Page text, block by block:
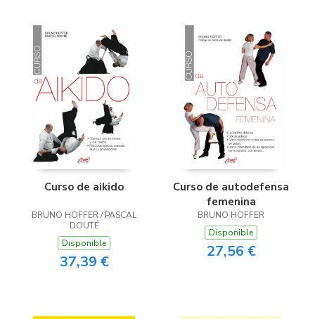
Curso de aikido
BRUNO HOFFER / PASCAL
DOUTÉ
Disponible
37,39 €
Curso de autodefensa
femenina
BRUNO HOFFER
Disponible
27,56 €